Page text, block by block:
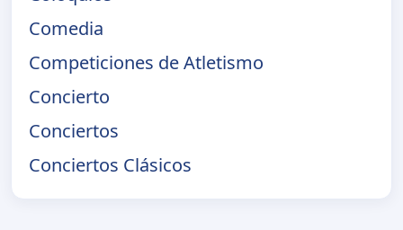
Comedia
Competiciones de Atletismo
Concierto
Conciertos
Conciertos Clásicos